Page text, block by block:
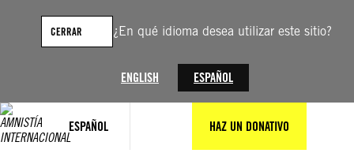
¿En qué idioma desea utilizar este sitio?
ENGLISH ESPAÑOL
CERRAR
ESPAÑOL HAZ UN DONATIVO
contenido